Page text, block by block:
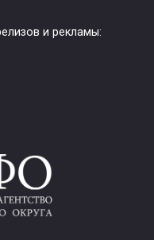
и рекламы: